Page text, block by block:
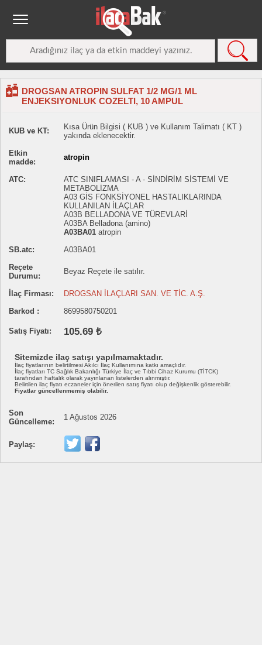
DROGSAN ATROPIN SULFAT 1/2 MG/1 ML
ENJEKSIYONLUK COZELTI, 10 AMPUL
KUB ve KT:
Kısa Ürün Bilgisi ( KUB ) ve Kullanım Talimatı ( KT )
yakında eklenecektir.
Etkin
madde:
atropin
ATC:
ATC SINIFLAMASI - A - SİNDİRİM SİSTEMİ VE
METABOLİZMA
A03 GİS FONKSİYONEL HASTALIKLARINDA
KULLANILAN İLAÇLAR
A03B BELLADONA VE TÜREVLARİ
A03BA Belladona (amino)
A03BA01 atropin
SB.atc:
A03BA01
Reçete
Durumu:
Beyaz Reçete ile satılır.
İlaç Firması:
DROGSAN İLAÇLARI SAN. VE TİC. A.Ş.
Barkod :
8699580750201
Satış Fiyatı: 105.69 ₺
Sitemizde ilaç satışı yapılmamaktadır.
İlaç fiyatlarının belirtilmesi Akılcı İlaç Kullanımına katkı amaçlıdır.
İlaç fiyatları TC Sağlık Bakanlığı Türkiye İlaç ve Tıbbi Cihaz Kurumu (TİTCK)
tarafından haftalık olarak yayınlanan listelerden alınmıştır.
Belirtilen ilaç fiyatı eczaneler için önerilen satış fiyatı olup değişkenlik gösterebilir.
Fiyatlar güncellenmemiş olabilir.
Son
Güncelleme:
1 Ağustos 2026
Paylaş: